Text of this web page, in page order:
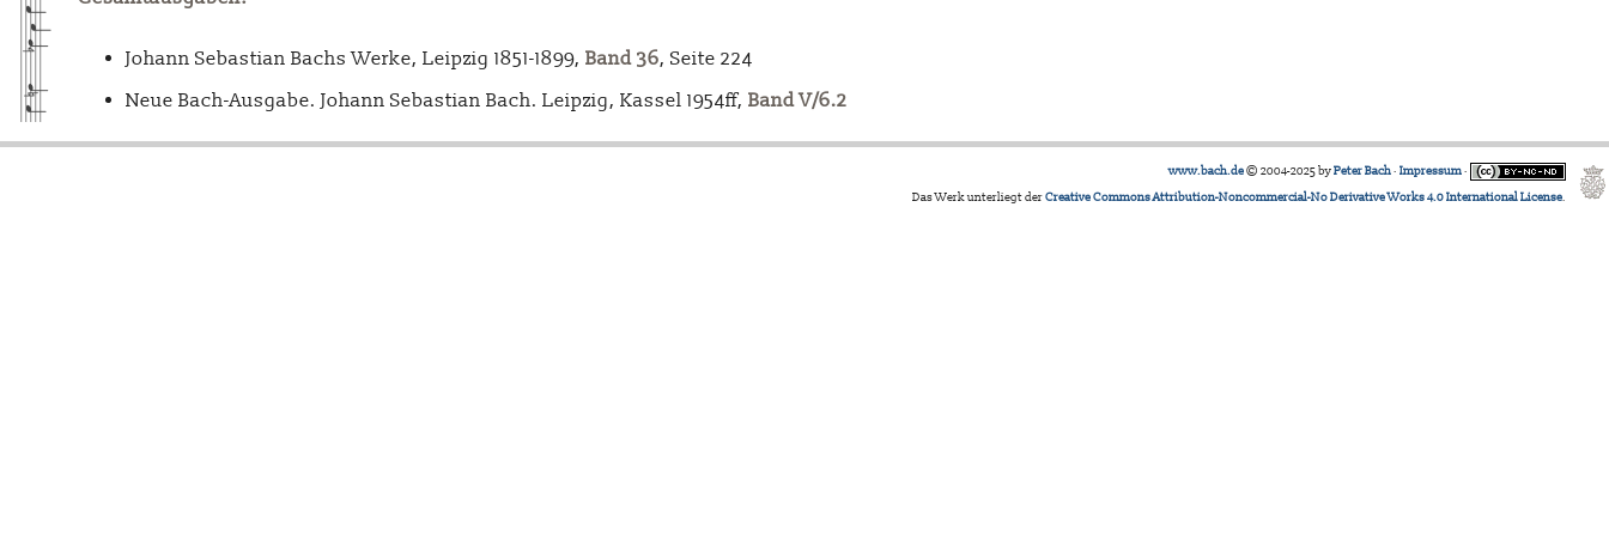
Johann Sebastian Bachs Werke, Leipzig 1851-1899, Band 36, Seite 224
Neue Bach-Ausgabe. Johann Sebastian Bach. Leipzig, Kassel 1954ff, Band V/6.2
www.bach.de© 2004-2025 byPeter Bach· Impressum·
Das Werk unterliegt derCreative Commons Attribution-Noncommercial-No Derivative Works 4.0 International License.